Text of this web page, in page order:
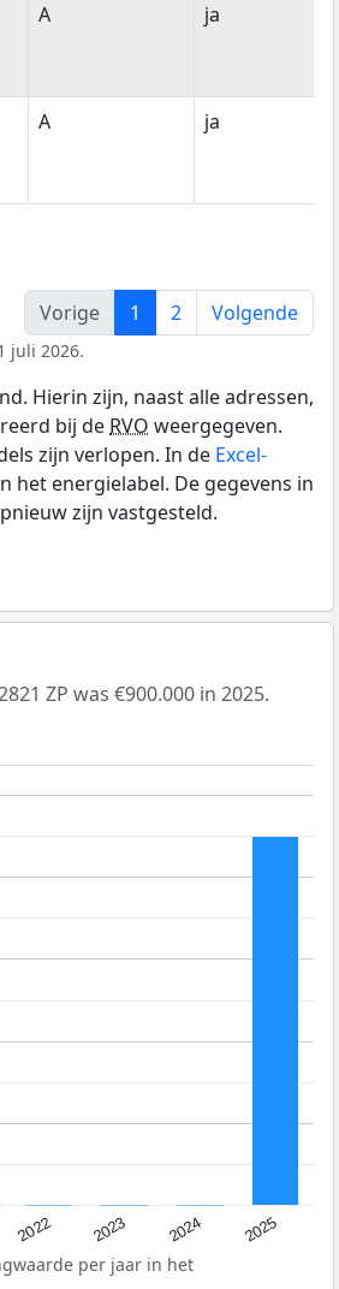
A ja
A ja
Vorige
1 2 Volgende
juli 2026.
Hierin zijn, naast alle adressen,
bij de RVO weergegeven.
zijn verlopen. In de Excel-
het energielabel. De gegevens in
zijn vastgesteld.
ZP was €900.000 in 2025.
2022 2023 2024 2025
per jaar in het